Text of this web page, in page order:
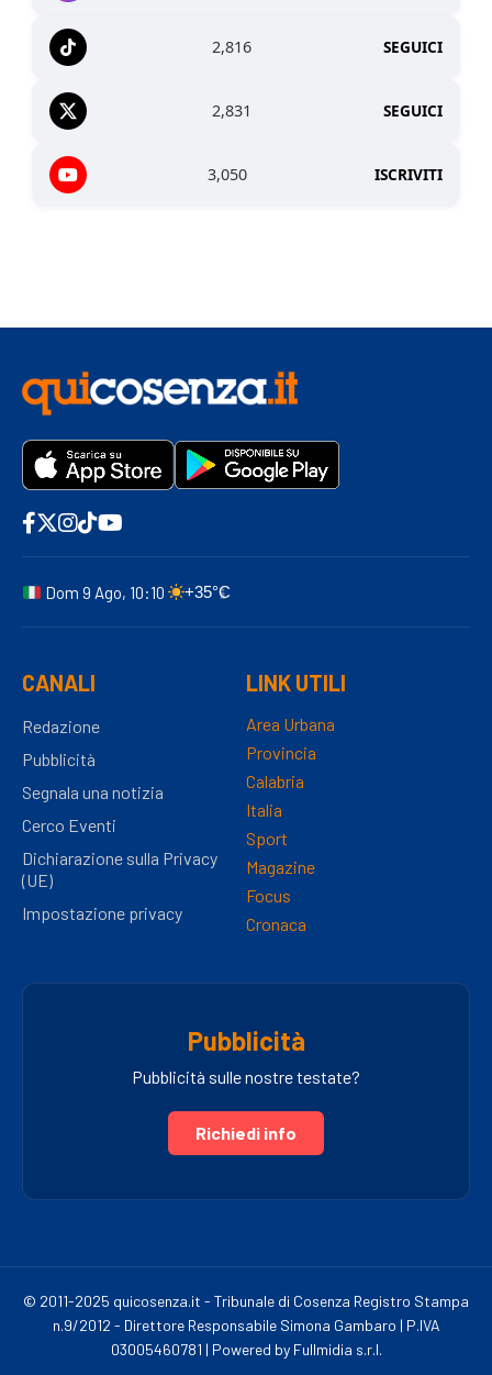
2,816 SEGUICI
2,831 SEGUICI
3,050 ISCRIVITI
Dom 9 Ago, 10:10 +35°C
CANALI
Redazione
Pubblicità
Segnala una notizia
Cerco Eventi
Dichiarazione sulla Privacy
(UE)
Impostazione privacy
LINK UTILI
Area Urbana
Provincia
Calabria
Italia
Sport
Magazine
Focus
Cronaca
Pubblicità
Pubblicità sulle nostre testate?
Richiedi info
© 2011-2025 quicosenza.it - Tribunale di Cosenza Registro Stampa
n.9/2012 - Direttore Responsabile Simona Gambaro | P.IVA
03005460781 | Powered by Fullmidia s.r.l.